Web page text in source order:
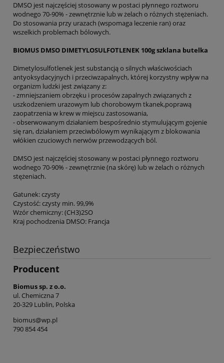
DMSO jest najczęściej stosowany w postaci płynnego roztworu
wodnego 70-90% - zewnętrznie lub w żelach o różnych stężeniach.
Do stosowania przy urazach (wspomaga leczenie ran) oraz
wszelkich problemach bólowych.
BIOMUS DMSO DIMETYLOSULFOTLENEK 100g szklana butelka
Dimetylosulfotlenek jest substancją o silnych właściwościach
antyoksydacyjnych i przeciwzapalnych, której korzystny wpływ na
organizm ludzki jest związany z:
- zmniejszaniem obrzęku i procesów zapalnych związanych z
uszkodzeniem urazowym lub chorobowym tkanek,poprawą
zaopatrzenia w krew w miejscu zastosowania,
- obserwowanym działaniem bespośrednio stymulującym gojenie
się ran, działaniem przeciwbólowym wynikającym z blokowania
włókien czuciowych nerwów przewodzących ból.
DMSO jest najczęściej stosowany w postaci płynnego roztworu
wodnego 70-90% - zewnętrznie (na skórę) lub w żelach o różnych
stężeniach.
Gatunek: czysty
Czystość: czysty min. 99,9%
Wzór chemiczny: (CH3)2SO
Kraj pochodzenia DMSO: Francja
Bezpieczeństwo
Producent
Biomus sp. z o.o.
ul. Chemiczna 7
20-329 Lublin, Polska
biomus@wp.pl
790 854 454